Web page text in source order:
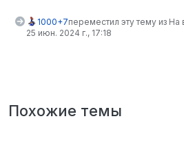
1000+7переместил эту тему из На
25 июн. 2024 г., 17:18
Похожие темы